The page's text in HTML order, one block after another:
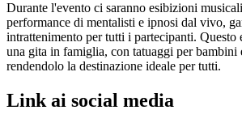
Durante l'evento ci saranno esibizioni
performance di mentalisti e ipnosi dal vivo,
intrattenimento per tutti i partecipanti. Questo
una gita in famiglia, con tatuaggi per bambini
rendendolo la destinazione ideale per tutti.
Link ai social media